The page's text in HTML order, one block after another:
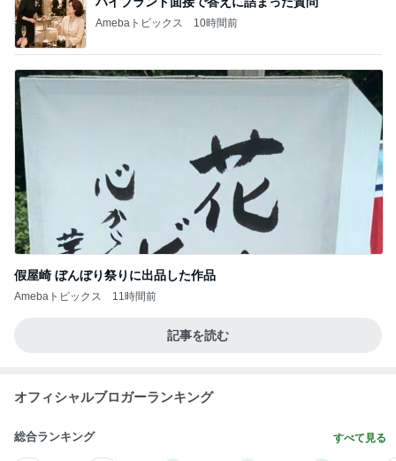
Amebaトピックス 10時間前
假屋崎 ぼんぼり祭りに出品した作品
Amebaトピックス 11時間前
記事を読む
オフィシャルブロガーランキング
総合ランキング すべて見る